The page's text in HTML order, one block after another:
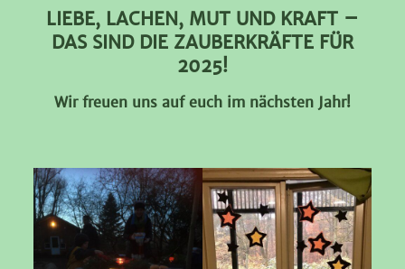
LIEBE, LACHEN, MUT UND KRAFT –
DAS SIND DIE ZAUBERKRÄFTE FÜR
2025!
Wir freuen uns auf euch im nächsten Jahr!